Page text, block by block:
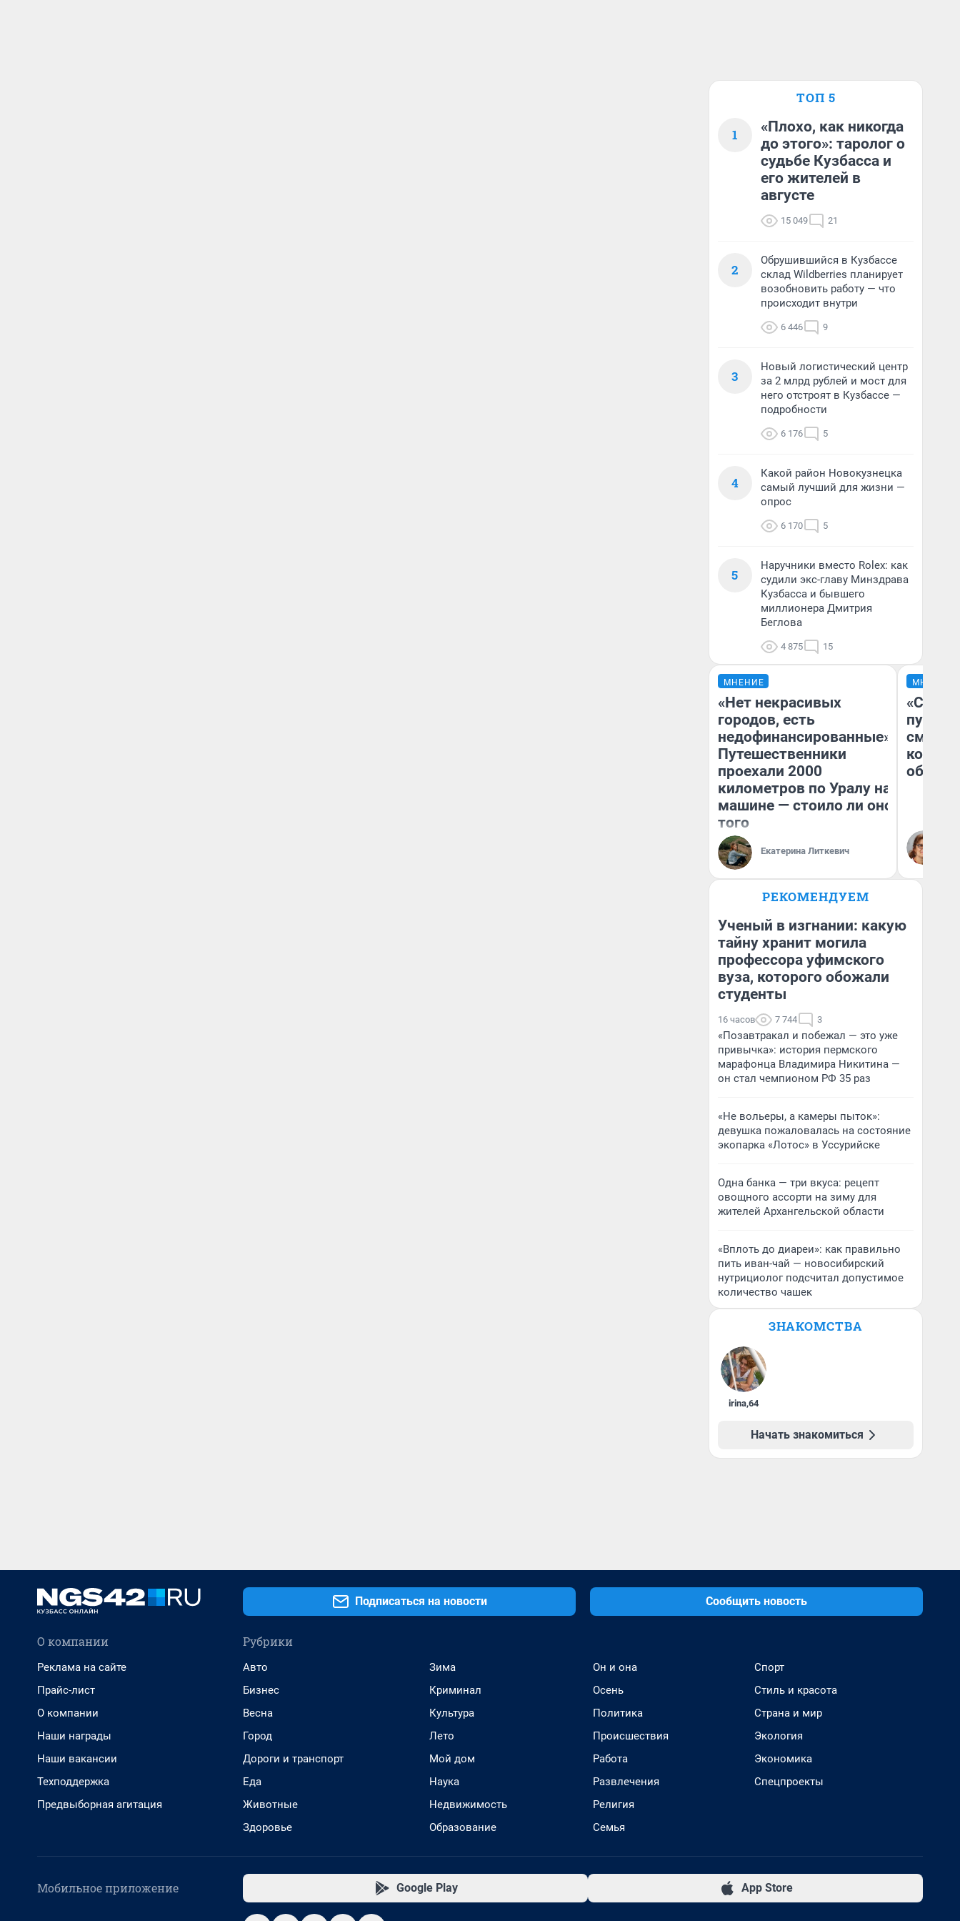
ТОП 5
1
«Плохо, как никогда
до этого»: таролог о
судьбе Кузбасса и
его жителей в
августе
15 049 21
2
Обрушившийся в Кузбассе
склад Wildberries планирует
возобновить работу — что
происходит внутри
6 446 9
3
Новый логистический центр
за 2 млрд рублей и мост для
него отстроят в Кузбассе —
подробности
6 176 5
4
Какой район Новокузнецка
самый лучший для жизни —
опрос
6 170 5
5
Наручники вместо Rolex: как
судили экс-главу Минздрава
Кузбасса и бывшего
миллионера Дмитрия
Беглова
4 875 15
МНЕНИЕ
«Нет некрасивых
городов, есть
недофинансированные».
Путешественники
проехали 2000
километров по Уралу на
машине — стоило ли оно
того
Екатерина Литкевич
МНЕНИЕ
РЕКОМЕНДУЕМ
Ученый в изгнании: какую
тайну хранит могила
профессора уфимского
вуза, которого обожали
студенты
16 часов 7 744 3
«Позавтракал и побежал — это уже
привычка»: история пермского
марафонца Владимира Никитина —
он стал чемпионом РФ 35 раз
«Не вольеры, а камеры пыток»:
девушка пожаловалась на состояние
экопарка «Лотос» в Уссурийске
Одна банка — три вкуса: рецепт
овощного ассорти на зиму для
жителей Архангельской области
«Вплоть до диареи»: как правильно
пить иван-чай — новосибирский
нутрициолог подсчитал допустимое
количество чашек
ЗНАКОМСТВА
irina,64
Начать знакомиться
Подписаться на новости Сообщить новость
О компании
Реклама на сайте
Прайс-лист
О компании
Наши награды
Наши вакансии
Техподдержка
Предвыборная агитация
Рубрики
Авто
Бизнес
Весна
Город
Дороги и транспорт
Еда
Животные
Здоровье
Зима
Криминал
Культура
Лето
Мой дом
Наука
Недвижимость
Образование
Он и она
Осень
Политика
Происшествия
Работа
Развлечения
Религия
Семья
Спорт
Стиль и красота
Страна и мир
Экология
Экономика
Спецпроекты
Мобильное приложение Google Play App Store